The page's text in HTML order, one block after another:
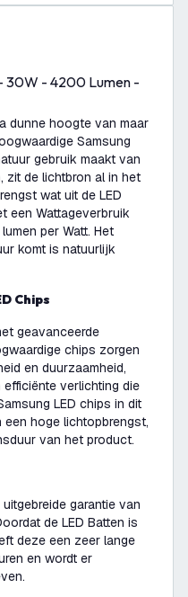
30W - 4200 Lumen -
dunne hoogte van maar
Samsung
gebruik maakt van
zit de lichtbron al in het
wat uit de LED
een Wattageverbruik
per Watt. Het
komt is natuurlijk
Chips
geavanceerde
chips zorgen
en duurzaamheid,
verlichting die
LED chips in dit
een hoge lichtopbrengst,
van het product.
garantie van
de LED Batten is
deze een zeer lange
en wordt er